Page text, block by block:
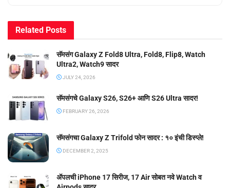
Related Posts
सॅमसंग Galaxy Z Fold8 Ultra, Fold8, Flip8, Watch
Ultra2, Watch9 सादर
JULY 24, 2026
सॅमसंगचे Galaxy S26, S26+ आणि S26 Ultra सादर!
FEBRUARY 26, 2026
सॅमसंगचा Galaxy Z Trifold फोन सादर : १० इंची डिस्प्ले!
DECEMBER 2, 2025
ॲपलची iPhone 17 सिरीज, 17 Air सोबत नवे Watch व